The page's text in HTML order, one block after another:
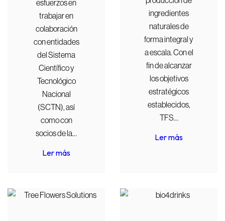
esfuerzos en
trabajar en
colaboración
con entidades
del Sistema
Científico y
Tecnológico
Nacional
(SCTN), así
como con
socios de la…
Ler más
ingredientes
naturales de
forma integral y
a escala. Con el
fin de alcanzar
los objetivos
estratégicos
establecidos,
TFS…
Ler más